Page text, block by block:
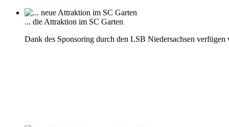
... die Attraktion im SC Garten
Dank des Sponsoring durch den LSB Niedersachsen